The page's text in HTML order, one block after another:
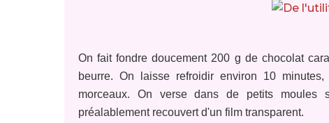
On fait fondre doucement 200 g de chocolat
beurre. On laisse refroidir environ 10
morceaux. On verse dans de petits
préalablement recouvert d'un film transparent.